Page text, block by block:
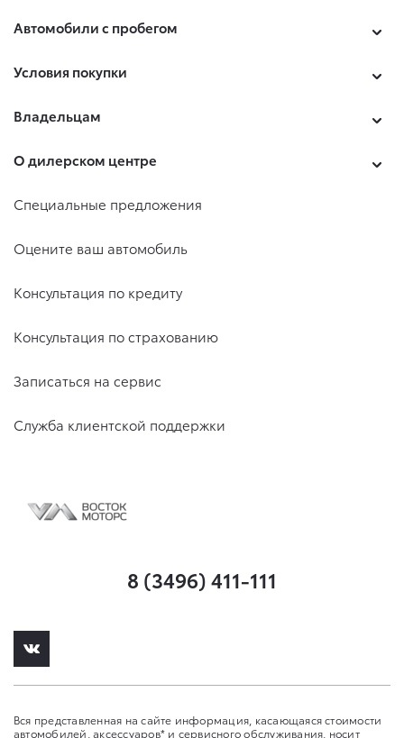
Автомобили с пробегом
Условия покупки
Владельцам
О дилерском центре
Специальные предложения
Оцените ваш автомобиль
Консультация по кредиту
Консультация по страхованию
Записаться на сервис
Служба клиентской поддержки
8 (3496) 411-111
Вся представленная на сайте информация, касающаяся стоимости
автомобилей, аксессуаров* и сервисного обслуживания, носит